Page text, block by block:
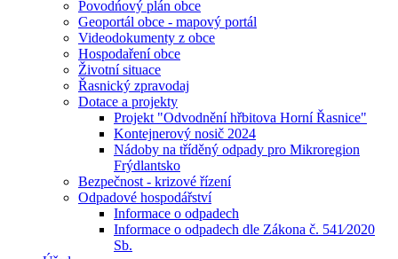
Povodńový plán obce
Geoportál obce - mapový portál
Videodokumenty z obce
Hospodaření obce
Životní situace
Řasnický zpravodaj
Dotace a projekty
Projekt "Odvodnění hřbitova Horní Řasnice"
Kontejnerový nosič 2024
Nádoby na tříděný odpady pro Mikroregion
Frýdlantsko
Bezpečnost - krizové řízení
Odpadové hospodářství
Informace o odpadech
Informace o odpadech dle Zákona č. 541⁄2020
Sb.